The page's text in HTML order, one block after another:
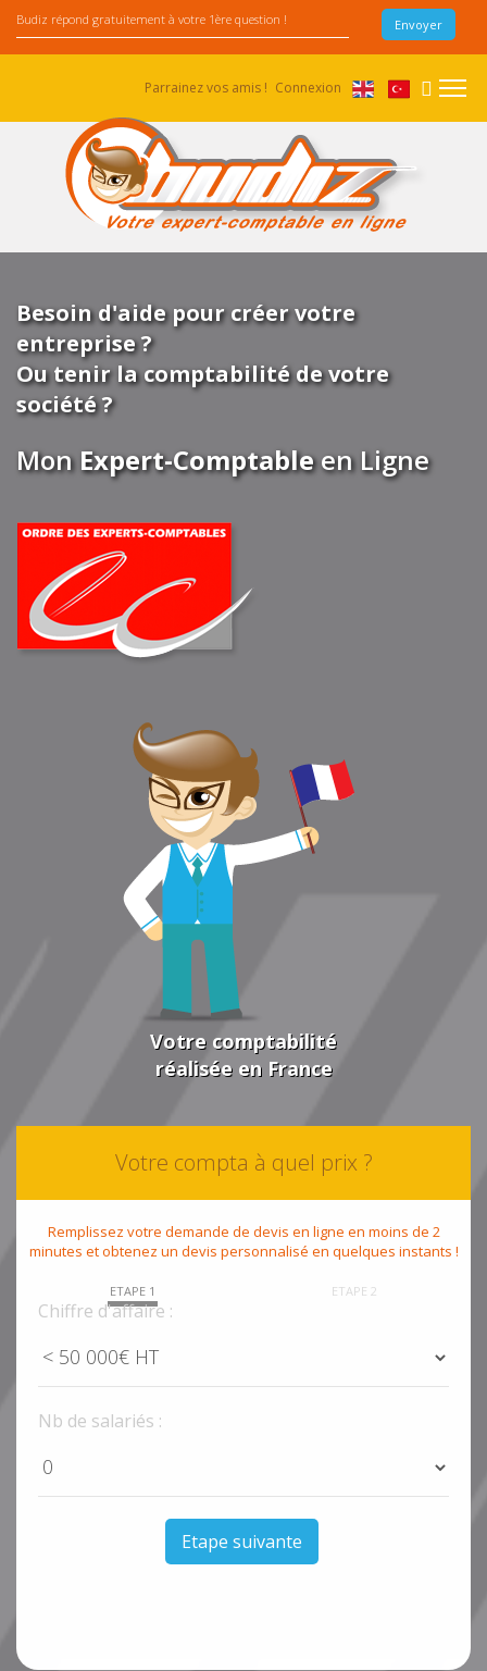
Parrainez vos amis ! Connexion
Besoin d'aide pour créer votre
entreprise ?
Ou tenir la comptabilité de votre
société ?
MonExpert-Comptableen Ligne
Votre comptabilité
réalisée en France
Votre compta à quel prix ?
Remplissez votre demande de devis en ligne en moins de 2
minutes et obtenez un devis personnalisé en quelques instants !
ETAPE 1 ETAPE 2
Chiffre d'affaire :
Nb de salariés :
Etape suivante